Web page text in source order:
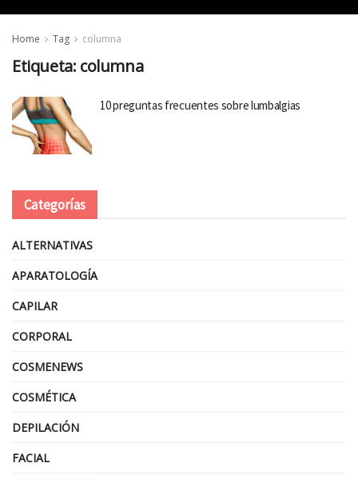
Home Tag columna
Etiqueta: columna
10 preguntas frecuentes sobre lumbalgias
Categorías
ALTERNATIVAS
APARATOLOGÍA
CAPILAR
CORPORAL
COSMENEWS
COSMÉTICA
DEPILACIÓN
FACIAL